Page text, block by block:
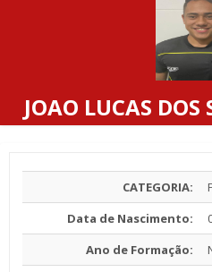
JOAO LUCAS DOS
CATEGORIA:
Data de Nascimento:
Ano de Formação: